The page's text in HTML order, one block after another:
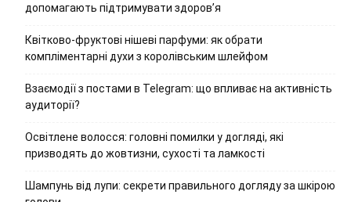
допомагають підтримувати здоров’я
Квітково-фруктові нішеві парфуми: як обрати
компліментарні духи з королівським шлейфом
Взаємодії з постами в Telegram: що впливає на активність
аудиторії?
Освітлене волосся: головні помилки у догляді, які
призводять до жовтизни, сухості та ламкості
Шампунь від лупи: секрети правильного догляду за шкірою